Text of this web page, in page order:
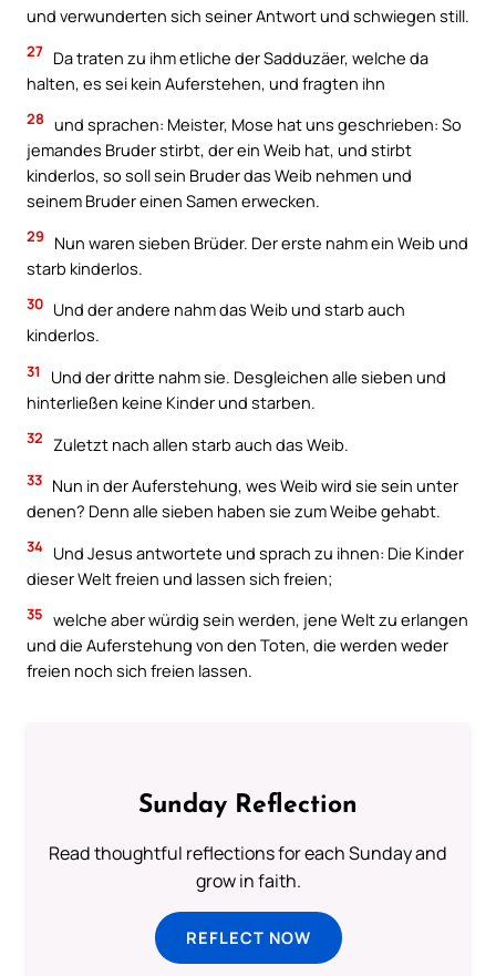
und verwunderten sich seiner Antwort und schwiegen still.
27 Da traten zu ihm etliche der Sadduzäer, welche da
halten, es sei kein Auferstehen, und fragten ihn
28 und sprachen: Meister, Mose hat uns geschrieben: So
jemandes Bruder stirbt, der ein Weib hat, und stirbt
kinderlos, so soll sein Bruder das Weib nehmen und
seinem Bruder einen Samen erwecken.
29
Nun waren sieben Brüder. Der erste nahm ein Weib und
starb kinderlos.
30 Und der andere nahm das Weib und starb auch
kinderlos.
31
Und der dritte nahm sie. Desgleichen alle sieben und
hinterließen keine Kinder und starben.
32 Zuletzt nach allen starb auch das Weib.
33 Nun in der Auferstehung, wes Weib wird sie sein unter
denen? Denn alle sieben haben sie zum Weibe gehabt.
34 Und Jesus antwortete und sprach zu ihnen: Die Kinder
dieser Welt freien und lassen sich freien;
35 welche aber würdig sein werden, jene Welt zu erlangen
und die Auferstehung von den Toten, die werden weder
freien noch sich freien lassen.
Sunday Reflection
Read thoughtful reflections for each Sunday and
grow in faith.
REFLECT NOW